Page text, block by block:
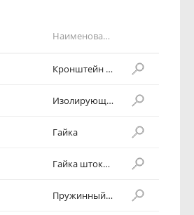
Наименование детали
Кронштейн подвески педали
Изолирующий диск
Гайка
Гайка штока амортизатора
Пружинный фиксатор